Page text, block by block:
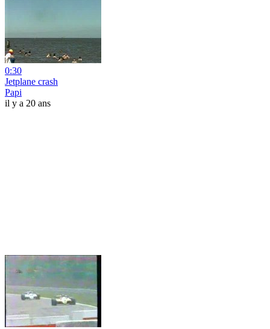
0:30
Jetplane crash
Papi
il y a 20 ans